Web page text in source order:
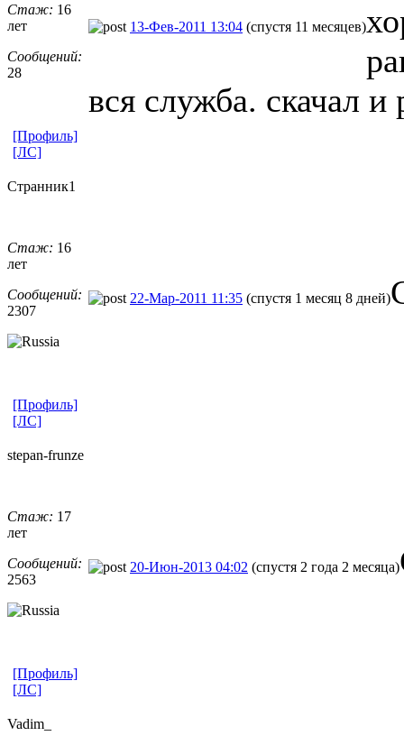
Стаж: 16
лет
Сообщений:
28
13-Фев-2011 13:04 (спустя 11 месяцев)
вся служба. скачал
[Профиль]
[ЛС]
Странник1
Стаж: 16
лет
Сообщений:
2307
22-Мар-2011 11:35 (спустя 1 месяц 8 дней)
[Профиль]
[ЛС]
stepan-frunz​e
Стаж: 17
лет
Сообщений:
2563
20-Июн-2013 04:02 (спустя 2 года 2 месяца)
[Профиль]
[ЛС]
Vadim_